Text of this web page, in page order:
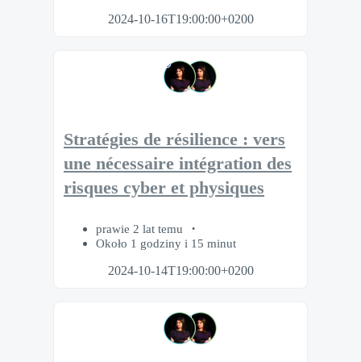
2024-10-16T19:00:00+0200
Stratégies de résilience : vers
une nécessaire intégration des
risques cyber et physiques
prawie 2 lat temu
Około 1 godziny i 15 minut
2024-10-14T19:00:00+0200